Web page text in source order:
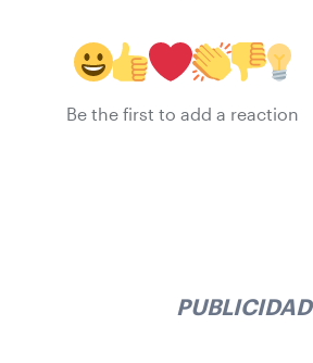
Be the first to add a reaction
PUBLICIDAD